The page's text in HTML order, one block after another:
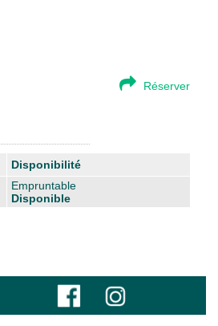
Réserver
Disponibilité
Empruntable
Disponible